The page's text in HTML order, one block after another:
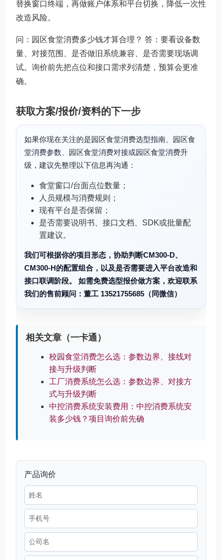
替换窗口终端，再做账户体系和平台切换，降低一次性
改造风险。
问：园区食堂消费多少钱才算合理？ 答：要看设备数
量、对接范围、是否做旧系统兼容、是否需要现场调
试。询价前先把点位和接口需求列清楚，预算会更准
确。
获取方案/报价/资料的下一步
如果你现在关注的是园区食堂消费选型指南、园区食
堂消费参数、园区食堂消费对接或园区食堂消费升
级，建议先整理以下信息再沟通：
食堂窗口/台面点位数量；
人员规模与消费规则；
现有平台是否保留；
是否需要说明书、接口文档、SDK或批量配
置建议。
我们可根据你的项目形态，协助判断CM300-D、
CM300-H的配置组合，以及是否需要进入平台改造和
接口联调阶段。 如需免费选型报价做方案，欢迎联系
我们的售前顾问：董工 13521755685（同微信）
相关文章（一卡通）
校园食堂消费怎么选：参数边界、接线对
接与升级判断
工厂消费系统怎么选：参数边界、对接方
式与升级判断
中控消费系统安装费用：中控消费系统安
装多少钱？项目询价前先确
产品询价